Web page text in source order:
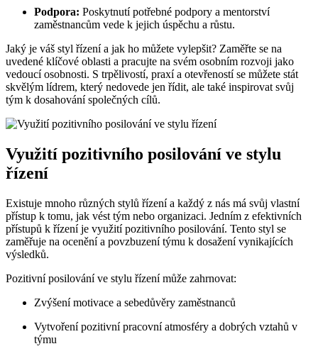
Podpora: Poskytnutí potřebné podpory a mentorství
zaměstnancům vede k jejich úspěchu a růstu.
Jaký je váš styl řízení a jak ho můžete vylepšit? Zaměřte se na
uvedené klíčové oblasti a pracujte na svém osobním rozvoji jako
vedoucí osobnosti. S trpělivostí, praxí a otevřeností se můžete stát
skvělým lídrem, který nedovede jen řídit, ale také inspirovat svůj
tým k dosahování společných cílů.
Využití pozitivního posilování ve stylu
řízení
Existuje mnoho různých stylů řízení a každý z nás má svůj vlastní
přístup k tomu, jak vést tým nebo organizaci. Jedním z efektivních
přístupů k řízení je využití pozitivního posilování. Tento styl se
zaměřuje na ocenění a povzbuzení týmu k dosažení vynikajících
výsledků.
Pozitivní posilování ve stylu řízení může zahrnovat:
Zvýšení motivace a sebedůvěry zaměstnanců
Vytvoření pozitivní pracovní atmosféry a dobrých vztahů v
týmu